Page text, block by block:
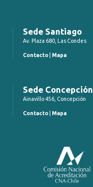
Sede Santiago
Av. Plaza 680, Las Condes
Contacto Mapa
Sede Concepción
Ainavillo 456, Concepción
Contacto Mapa